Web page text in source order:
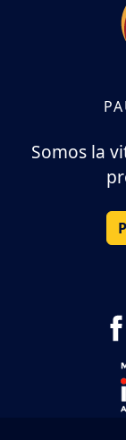
Somos la